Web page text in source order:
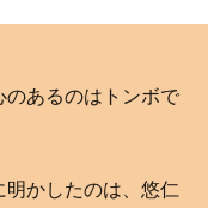
のあるのはトンボで
かしたのは、悠仁